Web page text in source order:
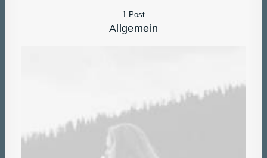
1 Post
Allgemein